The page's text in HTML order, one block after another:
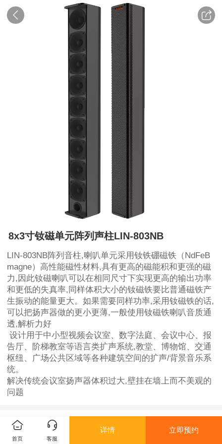
8x3寸钕磁单元阵列声柱LIN-803NB
LIN-803NB阵列音柱,喇叭单元采用钕铁硼磁铁（NdFeB
magne）高性能磁性材料,具有更高的磁能积和更强的磁
力,因此钕磁喇叭可以在相同尺寸下实现更高的输出功率
和更低的失真率,同样体积大小的钕磁铁要比普通磁铁产
生振动的能量更大。如果需要同样功率,采用钕磁铁的话,
可以把扬声器做的更小更薄,一般使用钕磁铁喇叭音质通
透,解析力好
设计用于中小型视频会议室、数字法庭、会议中心、报
告厅、阶梯教室等语言类扩声系统,教堂、博物馆、交通
枢纽、广场公共区域等各种建筑空间的扩声/背景音乐系
统。
解决传统会议室扬声器体积过大,壁挂在墙上而不美观的
问题
产品详情 产品参数
首页 客服
详情 立即预约